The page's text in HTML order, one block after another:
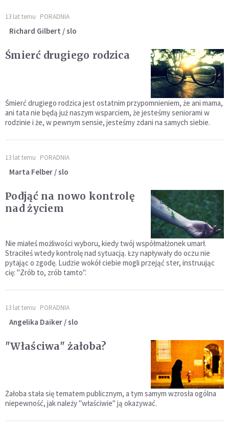
13 lat temu PORADNIA
Richard Gilbert / slo
Śmierć drugiego rodzica
Śmierć drugiego rodzica jest ostatnim przypomnieniem, że ani mama,
ani tata nie będą już naszym wsparciem, że jesteśmy seniorami w
rodzinie i że, w pewnym sensie, jesteśmy zdani na samych siebie.
13 lat temu PORADNIA
Marta Felber / slo
Podjąć na nowo kontrolę
nad życiem
Nie miałeś możliwości wyboru, kiedy twój współmałżonek umarł.
Straciłeś wtedy kontrolę nad sytuacją. Łzy napływały do oczu nie
pytając o zgodę. Ludzie wokół ciebie mogli przejąć ster, instruując
cię: "Zrób to, zrób tamto".
13 lat temu PORADNIA
Angelika Daiker / slo
"Właściwa" żałoba?
Żałoba stała się tematem publicznym, a tym samym wzrosła ogólna
niepewność, jak należy "właściwie" ją okazywać.